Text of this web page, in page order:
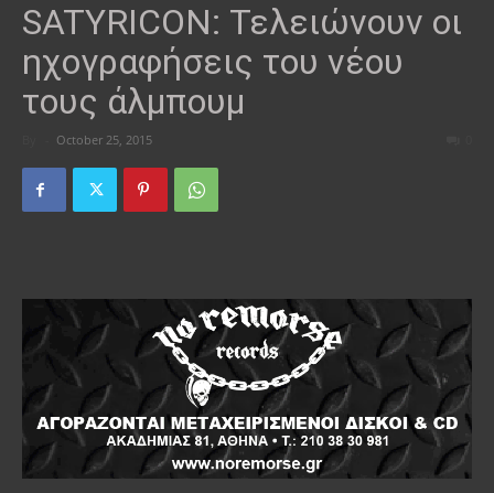
SATYRICON: Τελειώνουν οι
ηχογραφήσεις του νέου
τους άλμπουμ
October 25, 2015